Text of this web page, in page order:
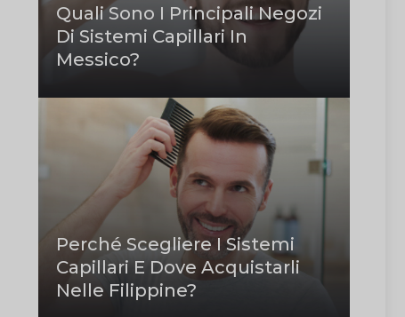
Quali Sono I Principali Negozi
Di Sistemi Capillari In
Messico?
Perché Scegliere I Sistemi
Capillari E Dove Acquistarli
Nelle Filippine?